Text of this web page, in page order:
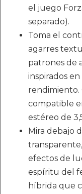
el juego
separado).
Toma el
agarres
patrones de
inspirados
compatible
estéreo de
Mira debajo
efectos de
espíritu del
híbrida que